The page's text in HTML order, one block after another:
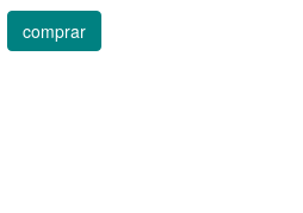
comprar